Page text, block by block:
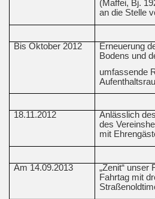
(Maffei, Bj.
an die Stelle
Bis Oktober 2012
Erneuerung
Bodens und
umfassende
18.11.2012
Anlässlich
des
mit
Am 14.09.2013
„Zenit“ unser
Fahrtag mit